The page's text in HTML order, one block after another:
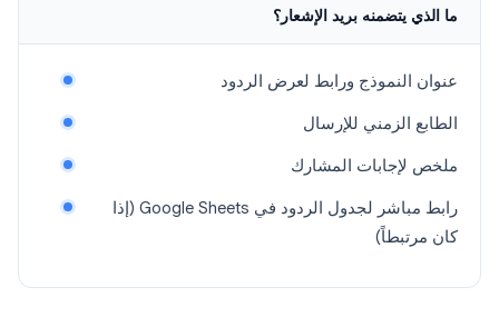
ما الذي يتضمنه بريد الإشعار؟
عنوان النموذج ورابط لعرض الردود
الطابع الزمني للإرسال
ملخص لإجابات المشارك
رابط مباشر لجدول الردود في Google Sheets (إذا
كان مرتبطاً)